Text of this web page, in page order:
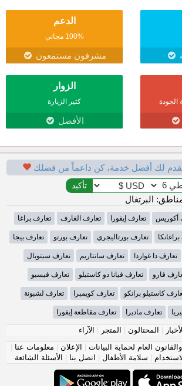
الدعم
100% مجاني
مشرفون مستمعون
الجودة
الزوار
كثير الزيارة
الأفضل
لك أفضل خدمة، كن داعماً من فضلك
البرتغال
أكوريس تعارف إيفورا تعارف الغارف تعارف براغا
تعارف بورتاليجري تعارف بورتو تعارف بيجا
تعارف دا غواردا تعارف سانتاريم تعارف سيتوبال
فارو تعارف فيانا دو كاستيلو تعارف فيسيو
كاستيلو برانكو تعارف كويمبرا تعارف لشبونة
تعارف ماديرا تعارف مقاطعة إيفورا
| المحتالون | المتجر | الآراء
العام لحماية البيانات | الإعلان | معلومات عنا |
| سلامة الأطفال | اتصل بنا | الأسئلة الشائعة